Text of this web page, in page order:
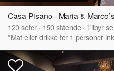
Casa Pisano - Maria &
120seter · 150stående · Tilbyr
*Mat eller drikke for 1 personer